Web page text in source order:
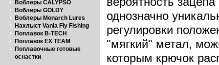
Воблеры CALYPSO
Воблеры GOLDY
Воблеры Monarch Lures
Нахлыст Vania Fly Fishing
Поплавок B-TECH
Поплавок EX TEAM
Поплавочные готовые
оснастки
однозначно
регулировки
"мягкий" метал,
которым крючок